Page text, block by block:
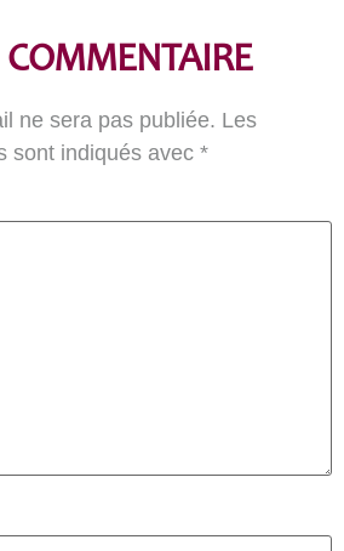
COMMENTAIRE
ne sera pas publiée. Les
sont indiqués avec *